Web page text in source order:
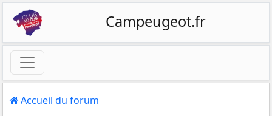
Campeugeot.fr
Accueil du forum